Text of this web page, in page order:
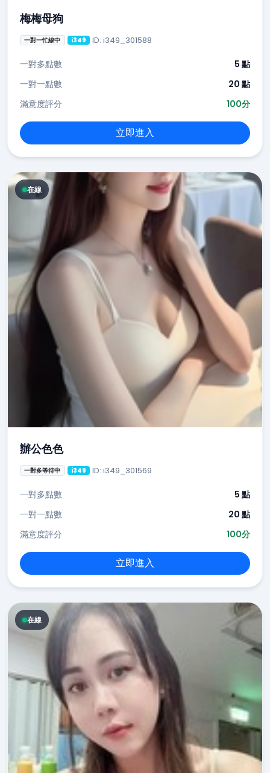
梅梅母狗
一對一忙線中 i349 ID: i349_301588
一對多點數
5 點
一對一點數
20 點
滿意度評分
100分
立即進入
在線
辦公色色
一對多等待中 i349 ID: i349_301569
一對多點數
5 點
一對一點數
20 點
滿意度評分
100分
立即進入
在線